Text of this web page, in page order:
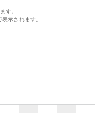
す。
示されます。